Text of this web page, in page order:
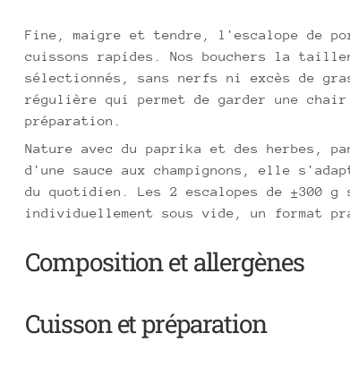
Fine, maigre et tendre, l'escalope de
cuissons rapides. Nos bouchers la
sélectionnés, sans nerfs ni excès de
régulière qui permet de garder une
préparation.
Nature avec du paprika et des herbes,
d'une sauce aux champignons, elle
du quotidien. Les 2 escalopes de ±300 g
individuellement sous vide, un format
Composition et allergènes
Cuisson et préparation